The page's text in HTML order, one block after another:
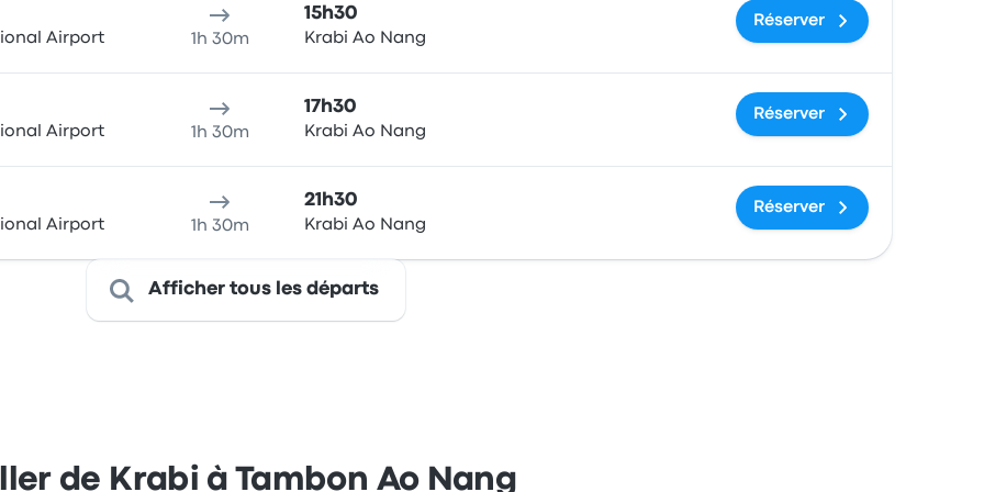
Airport 1h 30m
15h30
Krabi Ao Nang
Réserver
Airport 1h 30m
17h30
Krabi Ao Nang
Réserver
Airport 1h 30m
21h30
Krabi Ao Nang
Réserver
Afficher tous les départs
de Krabi à Tambon Ao Nang